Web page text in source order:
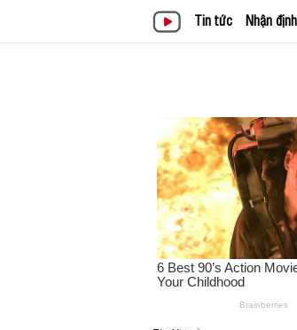
Tin tức Nhận định